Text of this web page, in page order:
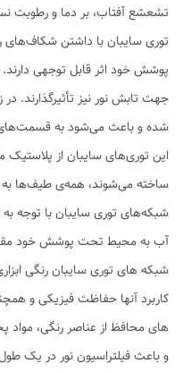
تشعشع آفتاب، بر دما و رطوبت
توری سایبان با داشتن
پوشش خود اثر قابل توجهی
جهت تابش نور نیز تأثیرگذارند. در
شده و باعث می‌شود به قسمت‌های
این توری‌های سایبان از پلاستیک
ساخته می‌شوند، همه‌ی طیف‌ها به
شبکه‌های توری سایبان با توجه به
آب به محیط تحت پوشش خود
شبکه های توری سایبان رنگی
کاربرد آنها حفاظت فیزیکی و
های محافظ از عناصر رنگی، مواد
و باعث فیلتراسیون نور در یک